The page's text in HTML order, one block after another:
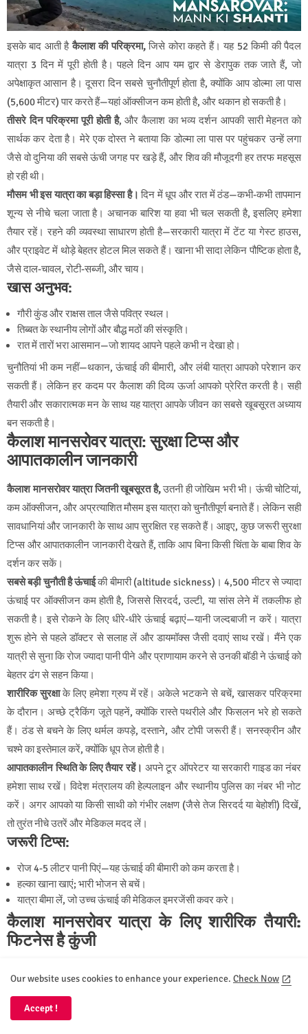
इसके बाद आती हैकैलाश की परिक्रमा,जिसे कोरा कहते हैं। यह 52 किमी की पैदल
यात्रा 3 दिन में पूरी होती है। पहले दिन आप यम द्वार से डेरापुक तक जाते हैं, जो
अपेक्षाकृत आसान है। दूसरा दिन सबसे चुनौतीपूर्ण होता है, क्योंकि आप डोल्मा ला पास
(5,600 मीटर) पार करते हैं—यहां ऑक्सीजन कम होती है, और थकान हो सकती है।
तीसरे दिन परिक्रमा पूरी होती है, और कैलाश का भव्य दर्शन आपकी सारी मेहनत को
सार्थक कर देता है। मेरे एक दोस्त ने बताया कि डोल्मा ला पास पर पहुंचकर उन्हें लगा
जैसे वो दुनिया की सबसे ऊंची जगह पर खड़े हैं, और शिव की मौजूदगी हर तरफ महसूस
हो रही थी।
मौसम भी इस यात्रा का बड़ा हिस्सा है। दिन में धूप और रात में ठंड—कभी-कभी तापमान
शून्य से नीचे चला जाता है। अचानक बारिश या हवा भी चल सकती है, इसलिए हमेशा
तैयार रहें। रहने की व्यवस्था साधारण होती है—सरकारी यात्रा में टेंट या गेस्ट हाउस,
और प्राइवेट में थोड़े बेहतर होटल मिल सकते हैं। खाना भी सादा लेकिन पौष्टिक होता है,
जैसे दाल-चावल, रोटी-सब्जी, और चाय।
खास अनुभव:
गौरी कुंड और राक्षस ताल जैसे पवित्र स्थल।
तिब्बत के स्थानीय लोगों और बौद्ध मठों की संस्कृति।
रात में तारों भरा आसमान—जो शायद आपने पहले कभी न देखा हो।
चुनौतियां भी कम नहीं—थकान, ऊंचाई की बीमारी, और लंबी यात्रा आपको परेशान कर
सकती हैं। लेकिन हर कदम पर कैलाश की दिव्य ऊर्जा आपको प्रेरित करती है। सही
तैयारी और सकारात्मक मन के साथ यह यात्रा आपके जीवन का सबसे खूबसूरत अध्याय
बन सकती है।
कैलाश मानसरोवर यात्रा: सुरक्षा टिप्स और
आपातकालीन जानकारी
कैलाश मानसरोवर यात्रा जितनी खूबसूरत है,उतनी ही जोखिम भरी भी। ऊंची चोटियां,
कम ऑक्सीजन, और अप्रत्याशित मौसम इस यात्रा को चुनौतीपूर्ण बनाते हैं। लेकिन सही
सावधानियां और जानकारी के साथ आप सुरक्षित रह सकते हैं। आइए, कुछ जरूरी सुरक्षा
टिप्स और आपातकालीन जानकारी देखते हैं, ताकि आप बिना किसी चिंता के बाबा शिव के
दर्शन कर सकें।
सबसे बड़ी चुनौती है ऊंचाईकी बीमारी (altitude sickness)। 4,500 मीटर से ज्यादा
ऊंचाई पर ऑक्सीजन कम होती है, जिससे सिरदर्द, उल्टी, या सांस लेने में तकलीफ हो
सकती है। इसे रोकने के लिए धीरे-धीरे ऊंचाई बढ़ाएं—यानी जल्दबाजी न करें। यात्रा
शुरू होने से पहले डॉक्टर से सलाह लें और डायमॉक्स जैसी दवाएं साथ रखें। मैंने एक
यात्री से सुना कि रोज ज्यादा पानी पीने और प्राणायाम करने से उनकी बॉडी ने ऊंचाई को
बेहतर ढंग से सहन किया।
शारीरिक सुरक्षाके लिए हमेशा ग्रुप में रहें। अकेले भटकने से बचें, खासकर परिक्रमा
के दौरान। अच्छे ट्रैकिंग जूते पहनें, क्योंकि रास्ते पथरीले और फिसलन भरे हो सकते
हैं। ठंड से बचने के लिए थर्मल कपड़े, दस्ताने, और टोपी जरूरी हैं। सनस्क्रीन और
चश्मे का इस्तेमाल करें, क्योंकि धूप तेज होती है।
आपातकालीन स्थिति के लिए तैयार रहें। अपने टूर ऑपरेटर या सरकारी गाइड का नंबर
हमेशा साथ रखें। विदेश मंत्रालय की हेल्पलाइन और स्थानीय पुलिस का नंबर भी नोट
करें। अगर आपको या किसी साथी को गंभीर लक्षण (जैसे तेज सिरदर्द या बेहोशी) दिखें,
तो तुरंत नीचे उतरें और मेडिकल मदद लें।
जरूरी टिप्स:
रोज 4-5 लीटर पानी पिएं—यह ऊंचाई की बीमारी को कम करता है।
हल्का खाना खाएं; भारी भोजन से बचें।
यात्रा बीमा लें, जो उच्च ऊंचाई की मेडिकल इमरजेंसी कवर करे।
कैलाश मानसरोवर यात्रा के लिए शारीरिक तैयारी:
फिटनेस है कुंजी
परीक्षा लेती है। इसलिए, कम से कम 2-3 महीने पहले तैयारी शुरू करना महत्वपूर्ण है:
रोजाना पैदल चलें:
बढ़ाएं। संभव हो तो थोड़ी चढ़ाई वाले रास्ते पर चलें।
Our website uses cookies to enhance your experience. Check Now
Accept !